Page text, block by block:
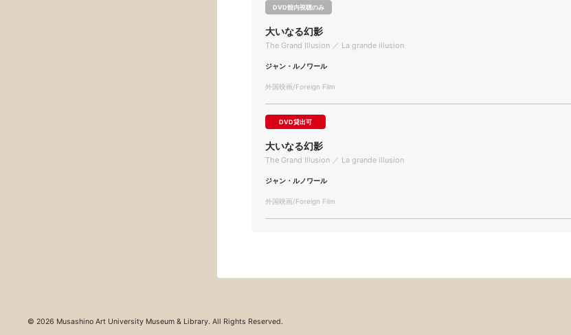
DVD館内視聴のみ
大いなる幻影
The Grand Illusion ／ La grande illusion
ジャン・ルノワール
外国映画/Foreign Film
DVD貸出可
大いなる幻影
The Grand Illusion ／ La grande illusion
ジャン・ルノワール
外国映画/Foreign Film
© 2026 Musashino Art University Museum & Library. All Rights Reserved.